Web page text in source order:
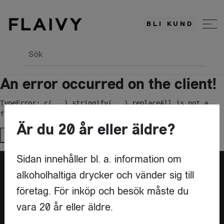
BLI KUND
Sök
An error occurred on the client!
TypeError: c(...).stringify(...).replaceAll is not a
function
Try again
Är du leverantör?
Är du 20 år eller äldre?
Sidan innehåller bl. a. information om
alkoholhaltiga drycker och vänder sig till
företag. För inköp och besök måste du
vara 20 år eller äldre.